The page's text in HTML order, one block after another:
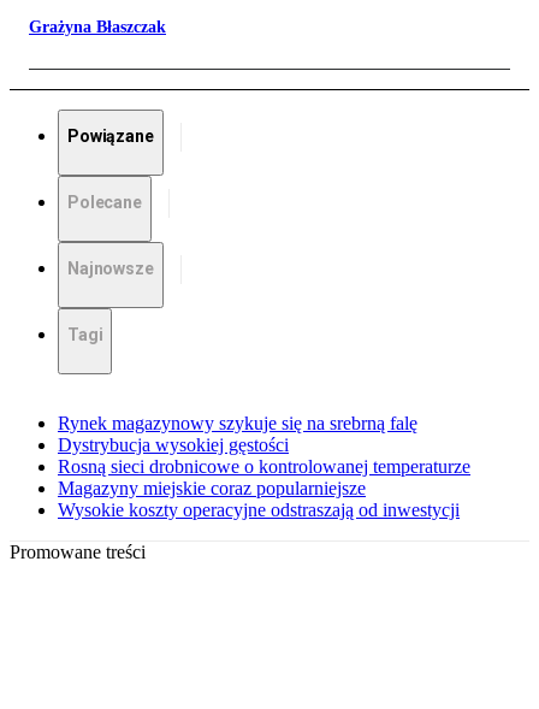
Grażyna Błaszczak
Powiązane
Polecane
Najnowsze
Tagi
Rynek magazynowy szykuje się na srebrną falę
Dystrybucja wysokiej gęstości
Rosną sieci drobnicowe o kontrolowanej temperaturze
Magazyny miejskie coraz popularniejsze
Wysokie koszty operacyjne odstraszają od inwestycji
Promowane treści